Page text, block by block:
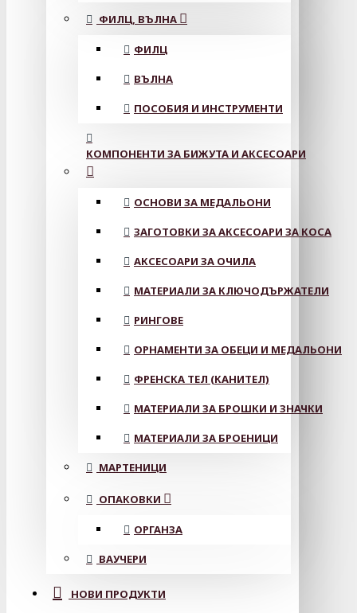
ФИЛЦ, ВЪЛНА
ФИЛЦ
ВЪЛНА
ПОСОБИЯ И ИНСТРУМЕНТИ
КОМПОНЕНТИ ЗА БИЖУТА И АКСЕСОАРИ
ОСНОВИ ЗА МЕДАЛЬОНИ
ЗАГОТОВКИ ЗА АКСЕСОАРИ ЗА КОСА
АКСЕСОАРИ ЗА ОЧИЛА
МАТЕРИАЛИ ЗА КЛЮЧОДЪРЖАТЕЛИ
РИНГОВЕ
ОРНАМЕНТИ ЗА ОБЕЦИ И МЕДАЛЬОНИ
ФРЕНСКА ТЕЛ (КАНИТЕЛ)
МАТЕРИАЛИ ЗА БРОШКИ И ЗНАЧКИ
МАТЕРИАЛИ ЗА БРОЕНИЦИ
МАРТЕНИЦИ
ОПАКОВКИ
ОРГАНЗА
ВАУЧЕРИ
НОВИ ПРОДУКТИ